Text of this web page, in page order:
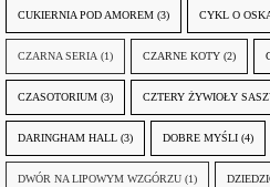
CUKIERNIA POD AMOREM (3) CYKL O
CZARNA SERIA (1) CZARNE KOTY (2)
CZASOTORIUM (3) CZTERY ŻYWIOŁY
DARINGHAM HALL (3) DOBRE MYŚLI (4)
DWÓR NA LIPOWYM WZGÓRZU (1)